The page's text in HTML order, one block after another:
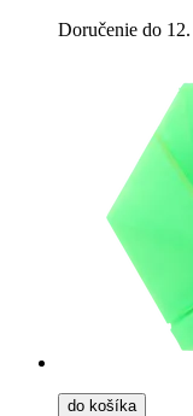
Doručenie do 12.
do košíka